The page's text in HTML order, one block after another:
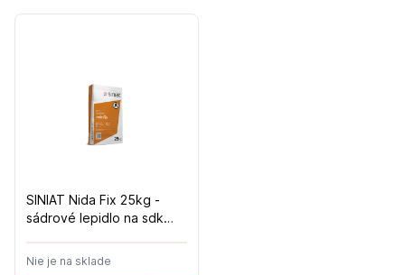
SINIAT Nida Fix 25kg -
sádrové lepidlo na sdk
Nie je na sklade